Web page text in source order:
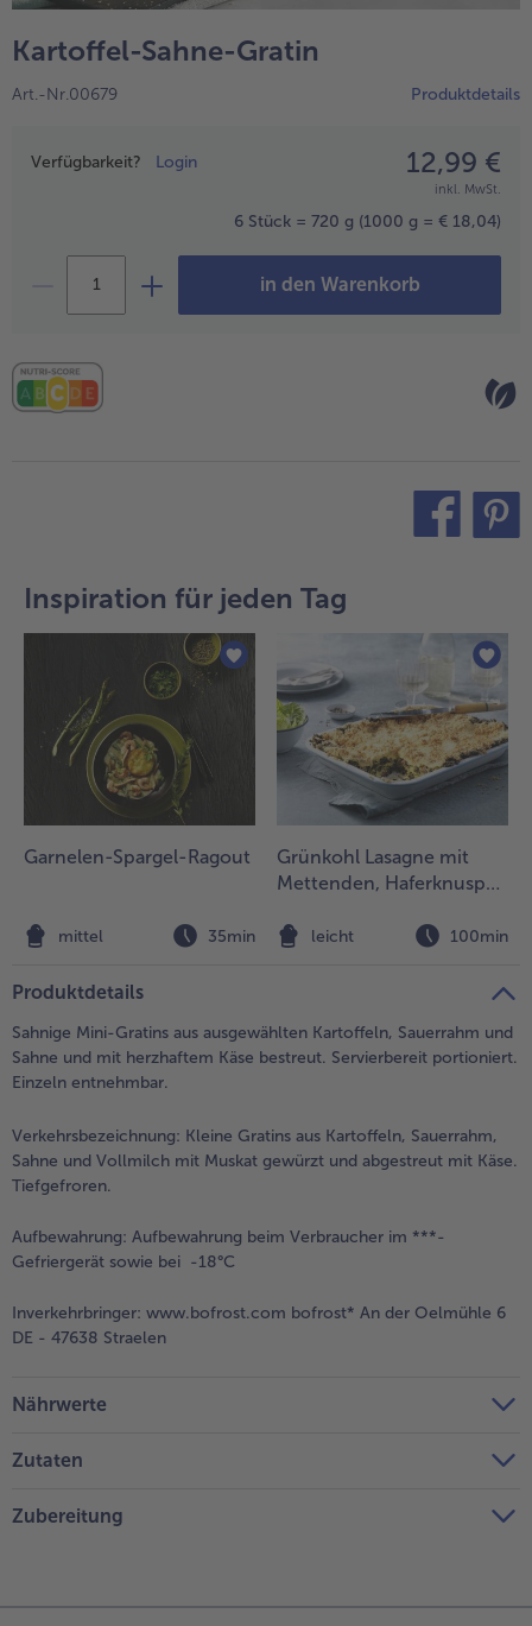
alle Küchenutensilien
alle bofrost*free
alle bofrost*plus.
Pflanzliche Alternativprodukte
Kartoffel-Sahne-Gratin
Art.-Nr.00679 Produktdetails
Preisangabe
Verfügbarkeit? Login 12,99 €
inkl. MwSt.
6 Stück = 720 g (1000 g = € 18,04)
in den Warenkorb
Inspiration für jeden Tag
Garnelen-Spargel-Ragout
mittel 35min
Grünkohl Lasagne mit
Mettenden, Haferknusper,
leicht 100min
Produktdetails
Sahnige Mini-Gratins aus ausgewählten Kartoffeln, Sauerrahm und
Sahne und mit herzhaftem Käse bestreut. Servierbereit portioniert.
Einzeln entnehmbar.
Verkehrsbezeichnung: Kleine Gratins aus Kartoffeln, Sauerrahm,
Sahne und Vollmilch mit Muskat gewürzt und abgestreut mit Käse.
Tiefgefroren.
Aufbewahrung: Aufbewahrung beim Verbraucher im ***-
Gefriergerät sowie bei -18°C
Inverkehrbringer: www.bofrost.com bofrost* An der Oelmühle 6
DE - 47638 Straelen
Nährwerte
Zutaten
Zubereitung